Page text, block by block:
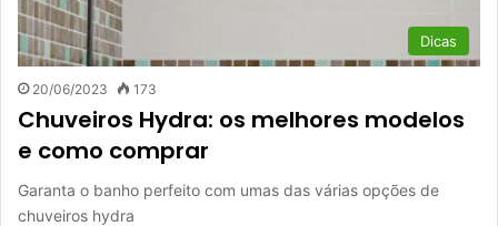
Dicas
20/06/2023 173
Chuveiros Hydra: os melhores modelos
e como comprar
Garanta o banho perfeito com umas das várias opções de
chuveiros hydra